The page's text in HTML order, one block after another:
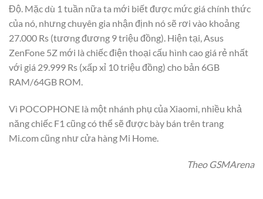
Độ. Mặc dù 1 tuần nữa ta mới biết được mức giá chính thức
của nó, nhưng chuyên gia nhận định nó sẽ rơi vào khoảng
27.000 Rs (tương đương 9 triệu đồng). Hiện tại, Asus
ZenFone 5Z mới là chiếc điện thoại cấu hình cao giá rẻ nhất
với giá 29.999 Rs (xấp xỉ 10 triệu đồng) cho bản 6GB
RAM/64GB ROM.
Vì POCOPHONE là một nhánh phụ của Xiaomi, nhiều khả
năng chiếc F1 cũng có thể sẽ được bày bán trên trang
Mi.com cũng như cửa hàng Mi Home.
Theo GSMArena